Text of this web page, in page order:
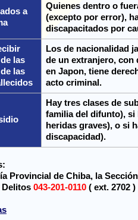
a
Quienes dentro o
(excepto por error),
discapacitados por
las
las
Los de nacionalidad
de un extranjero, con
en Japon, tiene
acto criminal.
Hay tres clases de
familia del difunto), si
heridas graves), o si
discapacidad).
Provincial de Chiba, la
Delitos 043-201-0110 ( ext. 2702 )